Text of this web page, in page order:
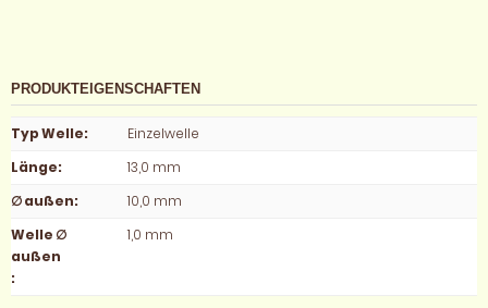
PRODUKTEIGENSCHAFTEN
Typ Welle:
Einzelwelle
Länge:
13,0 mm
∅ außen:
10,0 mm
Welle ∅
außen
:
1,0 mm